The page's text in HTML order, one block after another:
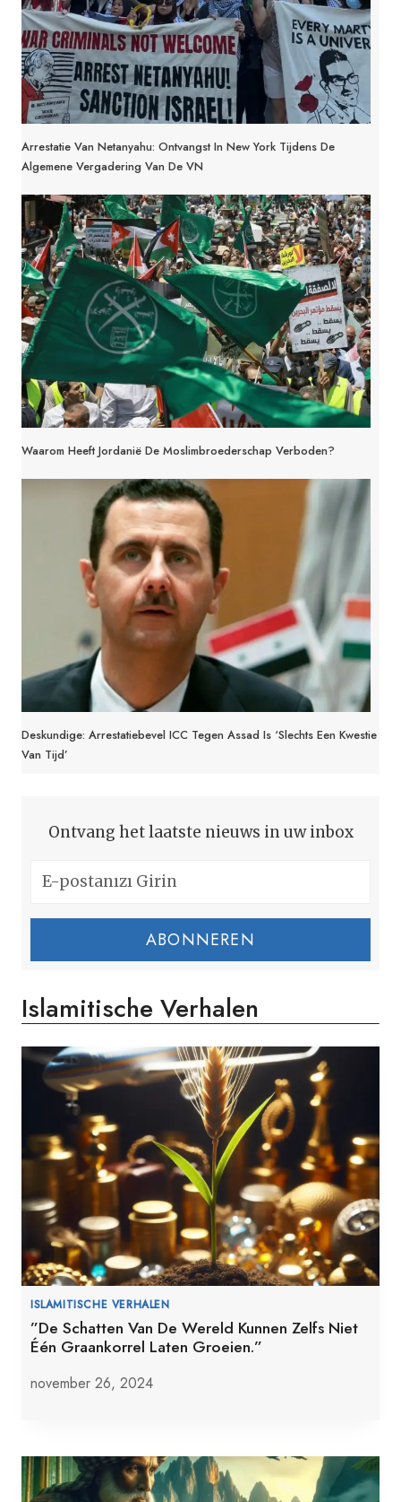
Arrestatie Van Netanyahu: Ontvangst In New York Tijdens De
Algemene Vergadering Van De VN
Waarom Heeft Jordanië De Moslimbroederschap Verboden?
Deskundige: Arrestatiebevel ICC Tegen Assad Is ‘slechts Een Kwestie
Van Tijd’
Ontvang het laatste nieuws in uw inbox
ABONNEREN
Islamitische Verhalen
ISLAMITISCHE VERHALEN
”De Schatten Van De Wereld Kunnen Zelfs Niet
Één Graankorrel Laten Groeien.”
november 26, 2024